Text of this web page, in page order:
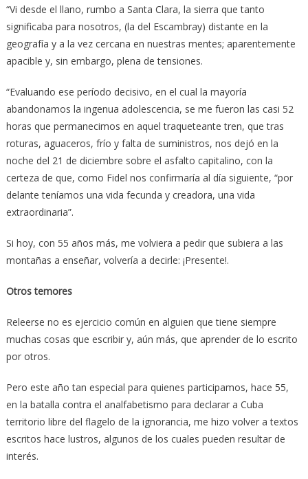
“Vi desde el llano, rumbo a Santa Clara, la sierra que tanto
significaba para nosotros, (la del Escambray) distante en la
geografía y a la vez cercana en nuestras mentes; aparentemente
apacible y, sin embargo, plena de tensiones.
“Evaluando ese período decisivo, en el cual la mayoría
abandonamos la ingenua adolescencia, se me fueron las casi 52
horas que permanecimos en aquel traqueteante tren, que tras
roturas, aguaceros, frío y falta de suministros, nos dejó en la
noche del 21 de diciembre sobre el asfalto capitalino, con la
certeza de que, como Fidel nos confirmaría al día siguiente, “por
delante teníamos una vida fecunda y creadora, una vida
extraordinaria”.
Si hoy, con 55 años más, me volviera a pedir que subiera a las
montañas a enseñar, volvería a decirle: ¡Presente!.
Otros temores
Releerse no es ejercicio común en alguien que tiene siempre
muchas cosas que escribir y, aún más, que aprender de lo escrito
por otros.
Pero este año tan especial para quienes participamos, hace 55,
en la batalla contra el analfabetismo para declarar a Cuba
territorio libre del flagelo de la ignorancia, me hizo volver a textos
escritos hace lustros, algunos de los cuales pueden resultar de
interés.